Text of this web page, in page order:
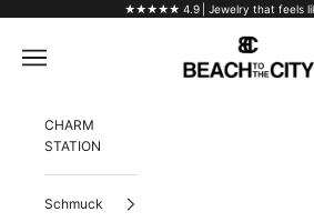
★★★★★ 4.9 | Jewelry that feels
Beach to the City
Navigation menu
CHARM
STATION
Schmuck